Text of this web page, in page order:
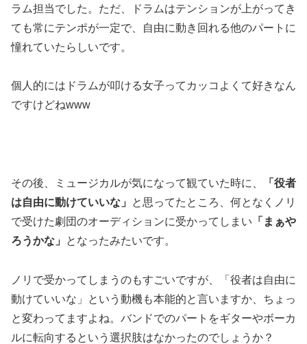
ラム担当でした。ただ、ドラムはテンションが上がってき
ても常にテンポが一定で、自由に動き回れる他のパートに
憧れていたらしいです。
個人的にはドラムが叩ける女子ってカッコよくて好きなん
ですけどねwww
その後、ミュージカルが気になって観ていた時に、
「役者
は自由に動けていいな」
と思ってたところ、何となくノリ
で受けた劇団のオーディションに受かってしまい 「まぁや
ろうかな」
となったみたいです。
ノリで受かってしまうのもすごいですが、「役者は自由に
動けていいな」という動機も本能的と言いますか、ちょっ
と変わってますよね。バンドでのパートをギターやボーカ
ルに転向するという選択肢はなかったのでしょうか？